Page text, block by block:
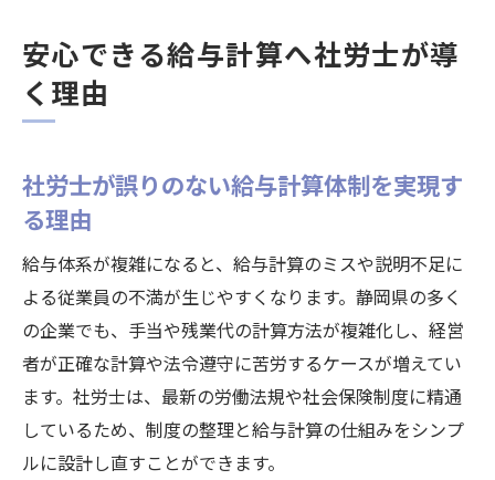
安心できる給与計算へ社労士が導
く理由
社労士が誤りのない給与計算体制を実現す
る理由
給与体系が複雑になると、給与計算のミスや説明不足に
よる従業員の不満が生じやすくなります。静岡県の多く
の企業でも、手当や残業代の計算方法が複雑化し、経営
者が正確な計算や法令遵守に苦労するケースが増えてい
ます。社労士は、最新の労働法規や社会保険制度に精通
しているため、制度の整理と給与計算の仕組みをシンプ
ルに設計し直すことができます。